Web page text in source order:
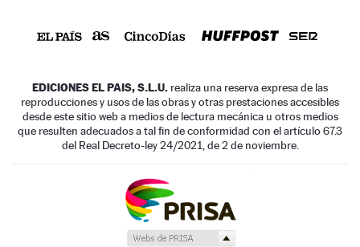
EDICIONES EL PAIS, S.L.U. realiza una reserva expresa de las
reproducciones y usos de las obras y otras prestaciones accesibles
desde este sitio web a medios de lectura mecánica u otros medios
que resulten adecuados a tal fin de conformidad con el artículo 67.3
del Real Decreto-ley 24/2021, de 2 de noviembre.